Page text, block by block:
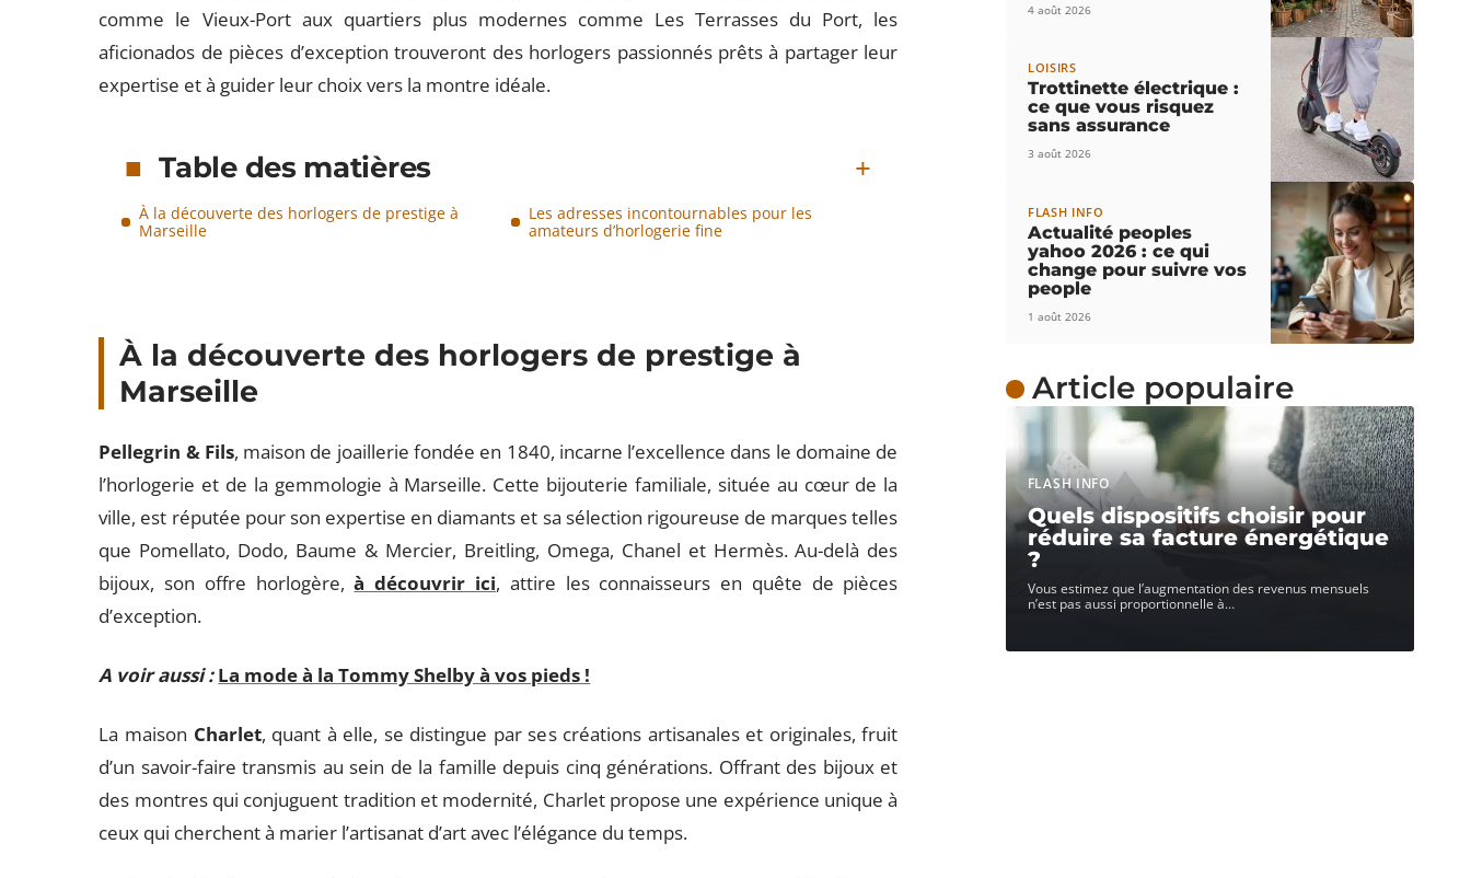
comme le Vieux-Port aux quartiers plus modernes comme Les Terrasses du Port, les
aficionados de pièces d’exception trouveront des horlogers passionnés prêts à partager leur
expertise et à guider leur choix vers la montre idéale.
Table des matières
À la découverte des horlogers de prestige à
Marseille
Les adresses incontournables pour les
amateurs d’horlogerie fine
À la découverte des horlogers de prestige à
Marseille
Pellegrin & Fils, maison de joaillerie fondée en 1840, incarne l’excellence dans le domaine de
l’horlogerie et de la gemmologie à Marseille. Cette bijouterie familiale, située au cœur de la
ville, est réputée pour son expertise en diamants et sa sélection rigoureuse de marques telles
que Pomellato, Dodo, Baume & Mercier, Breitling, Omega, Chanel et Hermès. Au-delà des
bijoux, son offre horlogère,à découvrir ici, attire les connaisseurs en quête de pièces
d’exception.
A voir aussi : La mode à la Tommy Shelby à vos pieds !
La maison Charlet, quant à elle, se distingue par ses créations artisanales et originales, fruit
d’un savoir-faire transmis au sein de la famille depuis cinq générations. Offrant des bijoux et
des montres qui conjuguent tradition et modernité, Charlet propose une expérience unique à
ceux qui cherchent à marier l’artisanat d’art avec l’élégance du temps.
4 août 2026
LOISIRS
Trottinette électrique :
ce que vous risquez
sans assurance
3 août 2026
FLASH INFO
Actualité peoples
yahoo 2026 : ce qui
change pour suivre vos
people
1 août 2026
Article populaire
FLASH INFO
Quels dispositifs choisir pour
réduire sa facture énergétique
?
Vous estimez que l’augmentation des revenus mensuels
n’est pas aussi proportionnelle à…